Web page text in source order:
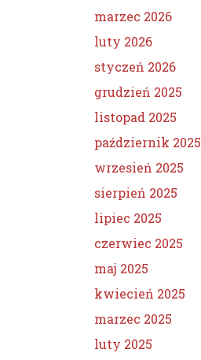
marzec 2026
luty 2026
styczeń 2026
grudzień 2025
listopad 2025
październik 2025
wrzesień 2025
sierpień 2025
lipiec 2025
czerwiec 2025
maj 2025
kwiecień 2025
marzec 2025
luty 2025